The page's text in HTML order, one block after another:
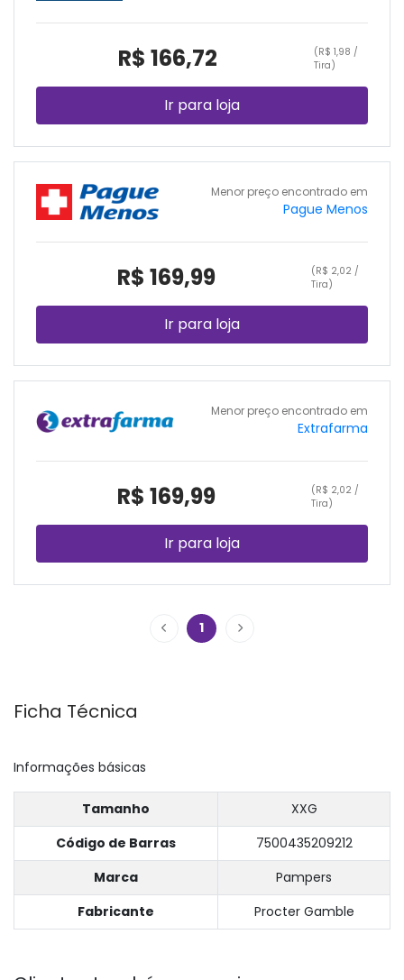
R$ 166,72
(R$ 1,98 /
Tira)
Ir para loja
Menor preço encontrado em
Pague Menos
R$ 169,99
(R$ 2,02 /
Tira)
Ir para loja
Menor preço encontrado em
Extrafarma
R$ 169,99
(R$ 2,02 /
Tira)
Ir para loja
1
Ficha Técnica
Informações básicas
Tamanho
XXG
Código de Barras
7500435209212
Marca
Pampers
Fabricante
Procter Gamble